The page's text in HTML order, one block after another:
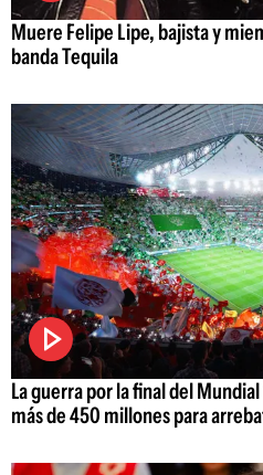
Muere Felipe Lipe, bajista y
banda Tequila
La guerra por la final del
más de 450 millones para